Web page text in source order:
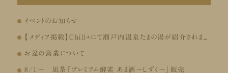
イベントのお知らせ
お盆の営業について
8/1～ 凪茶「プレミアム酵素 あま酒～しずく～」販売